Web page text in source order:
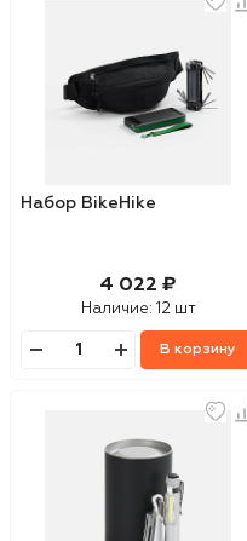
Набор BikeHike
4 022 ₽
Наличие: 12 шт
В корзину